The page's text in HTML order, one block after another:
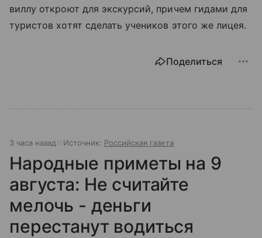
виллу откроют для экскурсий, причем гидами для
туристов хотят сделать учеников этого же лицея.
Поделиться
3 часа назад Источник: Российская газета
Народные приметы на 9
августа: Не считайте
мелочь - деньги
перестанут водиться